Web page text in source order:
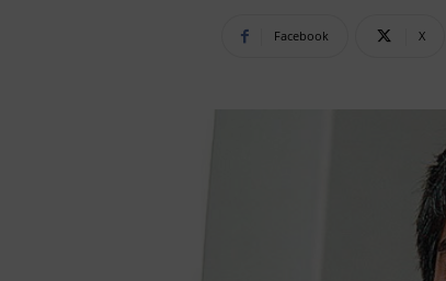
Facebook X